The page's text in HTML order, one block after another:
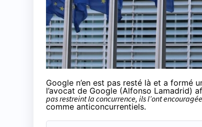
Google n’en est pas resté là et a formé
l’avocat de Google (Alfonso Lamadrid)
pas restreint la concurrence, ils l’ont encouragée
comme anticoncurrentiels.